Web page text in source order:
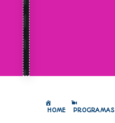
HOME PROGRAMAS